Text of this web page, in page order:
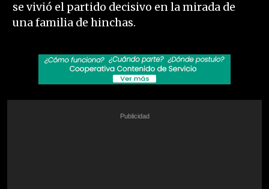
se vivió el partido decisivo en la mirada de
una familia de hinchas.